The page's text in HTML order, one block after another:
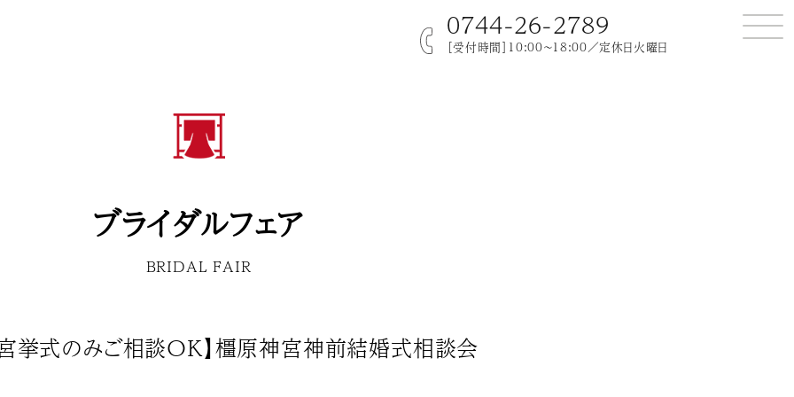
0744-26-2789
［受付時間］10:00～18:00／定休日火曜日
ブライダルフェア
BRIDAL FAIR
挙式のみご相談ＯＫ】橿原神宮神前結婚式相談会